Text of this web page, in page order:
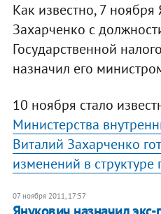
Как известно, 7 ноября
Захарченко с
Государственной
назначил его
10 ноября стало
Министерства
Виталий Захарченко
изменений в
07 ноября 2011, 17:57